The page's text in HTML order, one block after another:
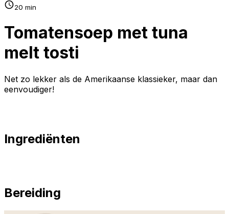
20 min
Tomatensoep met tuna
melt tosti
Net zo lekker als de Amerikaanse klassieker, maar dan
eenvoudiger!
Ingrediënten
Bereiding